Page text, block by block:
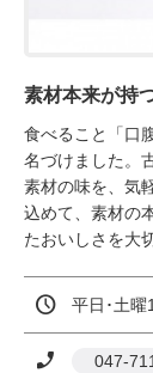
素材本来が持
食べること「口
名づけました。
素材の味を、気
込めて、素材の
たおいしさを大
平日･土
047-